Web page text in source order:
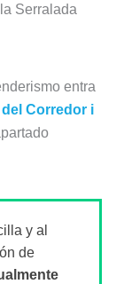
Serralada
entra
del Corredor i
y al
de